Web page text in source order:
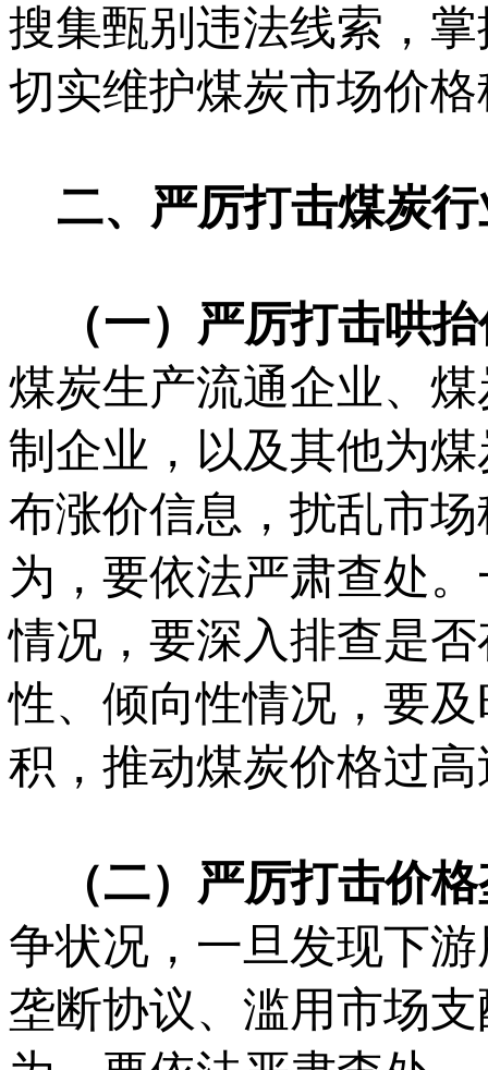
搜集甄别违法线索，
切实维护煤炭市场价
二、严厉打击煤炭
（一）严厉打击哄
煤炭生产流通企业、
制企业，以及其他为
布涨价信息，扰乱市
为，要依法严肃查处
情况，要深入排查是
性、倾向性情况，要
积，推动煤炭价格过
（二）严厉打击价
争状况，一旦发现下
垄断协议、滥用市场